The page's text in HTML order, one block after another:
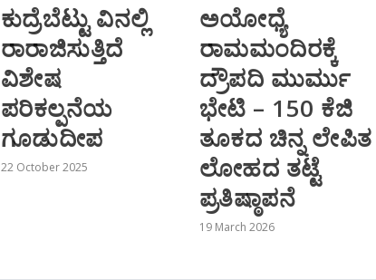
ಕುದ್ರೆಬೆಟ್ಟು ವಿನಲ್ಲಿ
ರಾರಾಜಿಸುತ್ತಿದೆ
ವಿಶೇಷ
ಪರಿಕಲ್ಪನೆಯ
ಗೂಡುದೀಪ
22 October 2025
ಅಯೋಧ್ಯೆ
ರಾಮಮಂದಿರಕ್ಕೆ
ದ್ರೌಪದಿ ಮುರ್ಮು
ಭೇಟಿ – 150 ಕೆಜಿ
ತೂಕದ ಚಿನ್ನ ಲೇಪಿತ
ಲೋಹದ ತಟ್ಟೆ
ಪ್ರತಿಷ್ಠಾಪನೆ
19 March 2026